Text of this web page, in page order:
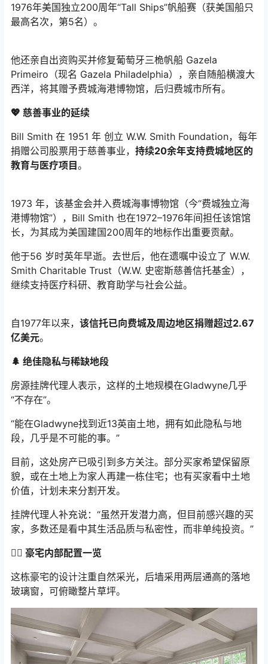
1976年美国独立200周年“Tall Ships”帆船赛（获美国船只
最高名次，第5名）。
他还亲自出资购买并修复葡萄牙三桅帆船 Gazela
Primeiro（现名 Gazela Philadelphia），亲自随船横渡大
西洋，将其赠予费城海港博物馆，后归费城市所有。
💖 慈善事业的延续
Bill Smith 在 1951 年 创立 W.W. Smith Foundation，每年
捐赠公司股票用于慈善事业， 持续20余年支持费城地区的
教育与医疗项目。
1973 年，该基金会并入费城海事博物馆（今“费城独立海
港博物馆”），Bill Smith 也在1972–1976年间担任该馆馆
长，为其成为美国建国200周年的地标作出重要贡献。
他于56 岁时英年早逝。去世后，他在遗嘱中设立了 W.W.
Smith Charitable Trust（W.W. 史密斯慈善信托基金），
继续支持医疗科研、教育助学与社会公益。
自1977年以来， 该信托已向费城及周边地区捐赠超过2.67
亿美元。
🌲 绝佳隐私与稀缺地段
房源挂牌代理人表示，这样的土地规模在Gladwyne几乎
“不存在”。
“能在Gladwyne找到近13英亩土地，拥有如此隐私与地
段，几乎是不可能的事。”
目前，这处房产已吸引到多方关注。部分买家希望保留原
貌，或在土地上为家人再建一栋住宅；也有买家看中土地
价值，计划未来分割开发。
挂牌代理人补充说：“虽然开发潜力高，但目前感兴趣的买
家，多数还是看中其生活品质与私密性，而非单纯投资。”
🏊‍♀️ 豪宅内部配置一览
这栋豪宅的设计注重自然采光，后墙采用两层通高的落地
玻璃窗，可俯瞰整片草坪。